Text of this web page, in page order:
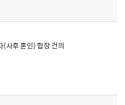
(사후 혼인) 합장 건의